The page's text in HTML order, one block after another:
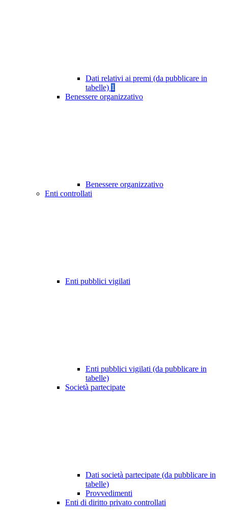
Dati relativi ai premi (da pubblicare in
tabelle) 1
Benessere organizzativo
Benessere organizzativo
Enti controllati
Enti pubblici vigilati
Enti pubblici vigilati (da pubblicare in
tabelle)
Società partecipate
Dati società partecipate (da pubblicare in
tabelle)
Provvedimenti
Enti di diritto privato controllati